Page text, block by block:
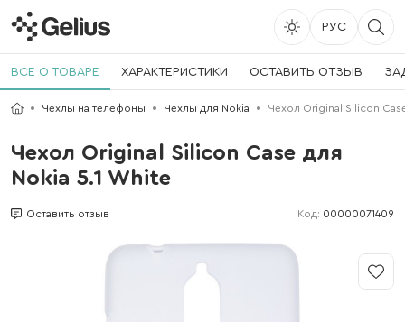
РУС
ВСЕ О ТОВАРЕ ХАРАКТЕРИСТИКИ ОСТАВИТЬ ОТЗЫВ
Чехлы на телефоны Чехлы для Nokia Чехол Original Silicon
Чехол Original Silicon Case для
Nokia 5.1 White
Оставить отзыв Код: 00000071409